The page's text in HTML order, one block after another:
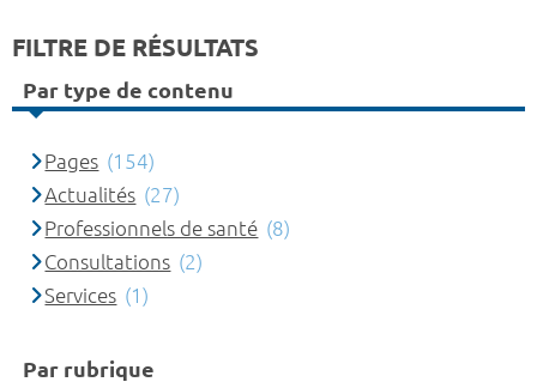
FILTRE DE RÉSULTATS
Par type de contenu
Pages (154)
Actualités (27)
Professionnels de santé (8)
Consultations (2)
Services (1)
Par rubrique